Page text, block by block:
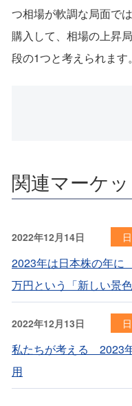
つ相場が軟調な局面で
購入して、相場の上昇
段の1つと考えられます。
関連マーケ
2022年12月14日
2023年は日本株の年
万円という「新しい景色
2022年12月13日
私たちが考える 2023
用